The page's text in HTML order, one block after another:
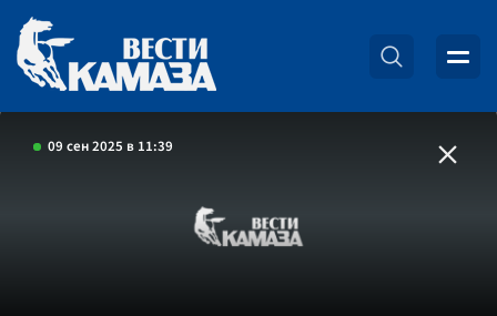
09 сен 2025 в 11:39